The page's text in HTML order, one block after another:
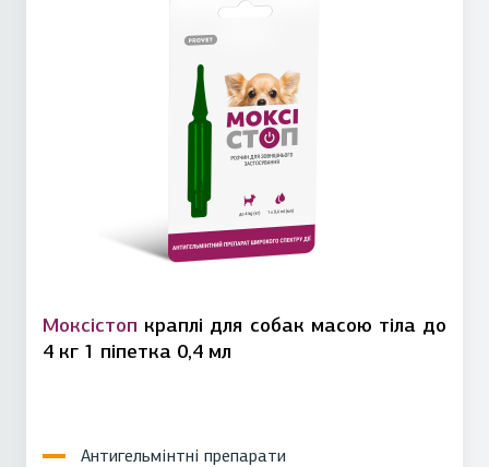
Моксістоп краплі для собак масою тіла до
4 кг 1 піпетка 0,4 мл
Антигельмінтні препарати